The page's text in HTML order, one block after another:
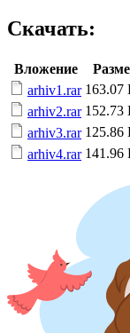
Скачать:
Вложение
arhiv1.rar 163.07
arhiv2.rar 152.73
arhiv3.rar 125.86
arhiv4.rar 141.96